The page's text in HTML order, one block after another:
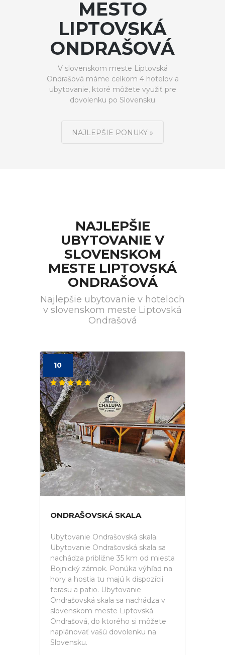
MESTO
LIPTOVSKÁ
ONDRAŠOVÁ
V slovenskom meste Liptovská
Ondrašová máme celkom 4 hotelov a
ubytovanie, ktoré môžete využiť pre
dovolenku po Slovensku
NAJLEPŠIE PONUKY »
NAJLEPŠIE
UBYTOVANIE V
SLOVENSKOM
MESTE LIPTOVSKÁ
ONDRAŠOVÁ
Najlepšie ubytovanie v hoteloch
v slovenskom meste Liptovská
Ondrašová
10
ONDRAŠOVSKÁ SKALA
Ubytovanie Ondrašovská skala.
Ubytovanie Ondrašovská skala sa
nachádza približne 35 km od miesta
Bojnický zámok. Ponúka výhľad na
hory a hostia tu majú k dispozícii
terasu a patio. Ubytovanie
Ondrašovská skala sa nachádza v
slovenskom meste Liptovská
Ondrašová, do ktorého si môžete
naplánovať vašú dovolenku na
Slovensku.